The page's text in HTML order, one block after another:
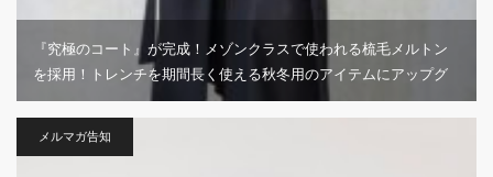
『究極のコート』が完成！メゾンクラスで使われる梳毛メルトン
を採用！トレンチを期間長く使える秋冬用のアイテムにアップグ
レードした「MB ULTIMATE尾州ウール パーマネントトレンチコ
メルマガ告知